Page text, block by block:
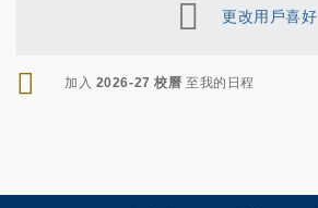
更改用戶喜好
RSS
加入 2026-27 校曆 至我的日程